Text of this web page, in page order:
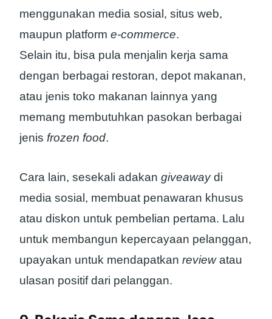
menggunakan media sosial, situs web,
maupun platform e-commerce.
Selain itu, bisa pula menjalin kerja sama
dengan berbagai restoran, depot makanan,
atau jenis toko makanan lainnya yang
memang membutuhkan pasokan berbagai
jenis frozen food.
Cara lain, sesekali adakan giveawaydi
media sosial, membuat penawaran khusus
atau diskon untuk pembelian pertama. Lalu
untuk membangun kepercayaan pelanggan,
upayakan untuk mendapatkan reviewatau
ulasan positif dari pelanggan.